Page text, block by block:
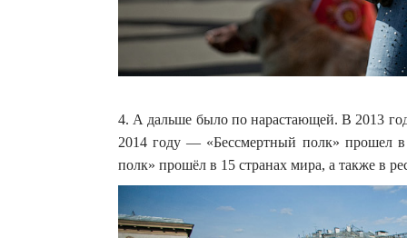
4. А дальше было по нарастающей. В 2013
2014 году — «Бессмертный полк» прошел
полк» прошёл в 15 странах мира, а также в